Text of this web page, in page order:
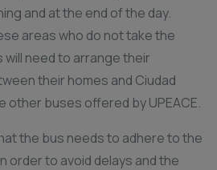
and at the end of the day.
areas who do not take the
need to arrange their
their homes and Ciudad
other buses offered by UPEACE.
the bus needs to adhere to the
order to avoid delays and the